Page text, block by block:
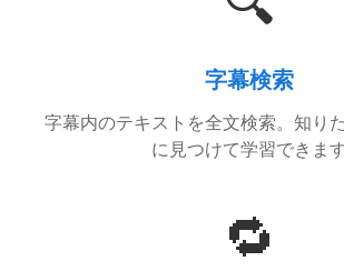
字幕検索
字幕内のテキストを全文検索。知り
に見つけて学習できま
🔁